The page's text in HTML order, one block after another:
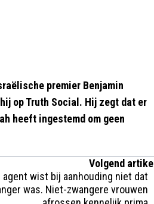
premier Benjamin
op Truth Social. Hij zegt dat er
heeft ingestemd om geen
Volgend artikel
agent wist bij aanhouding niet dat
was. Niet-zwangere vrouwen